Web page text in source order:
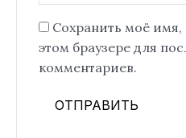
Сохранить моё имя,
этом браузере для
комментариев.